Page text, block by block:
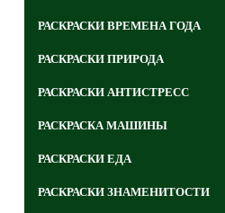
РАСКРАСКИ ВРЕМЕНА ГОДА
РАСКРАСКИ ПРИРОДА
РАСКРАСКИ АНТИСТРЕСС
РАСКРАСКА МАШИНЫ
РАСКРАСКИ ЕДА
РАСКРАСКИ ЗНАМЕНИТОСТИ